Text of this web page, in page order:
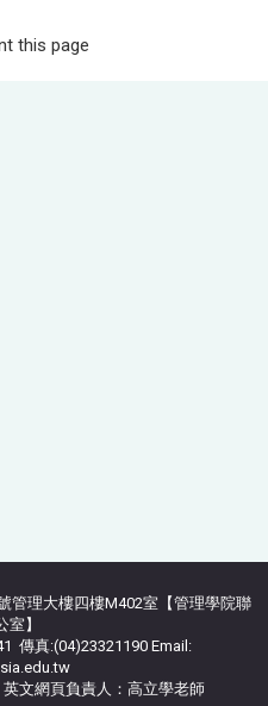
this page
管理大樓四樓M402室【管理學院聯
室】
傳真:(04)23321190 Email:
文網頁負責人：高立學老師